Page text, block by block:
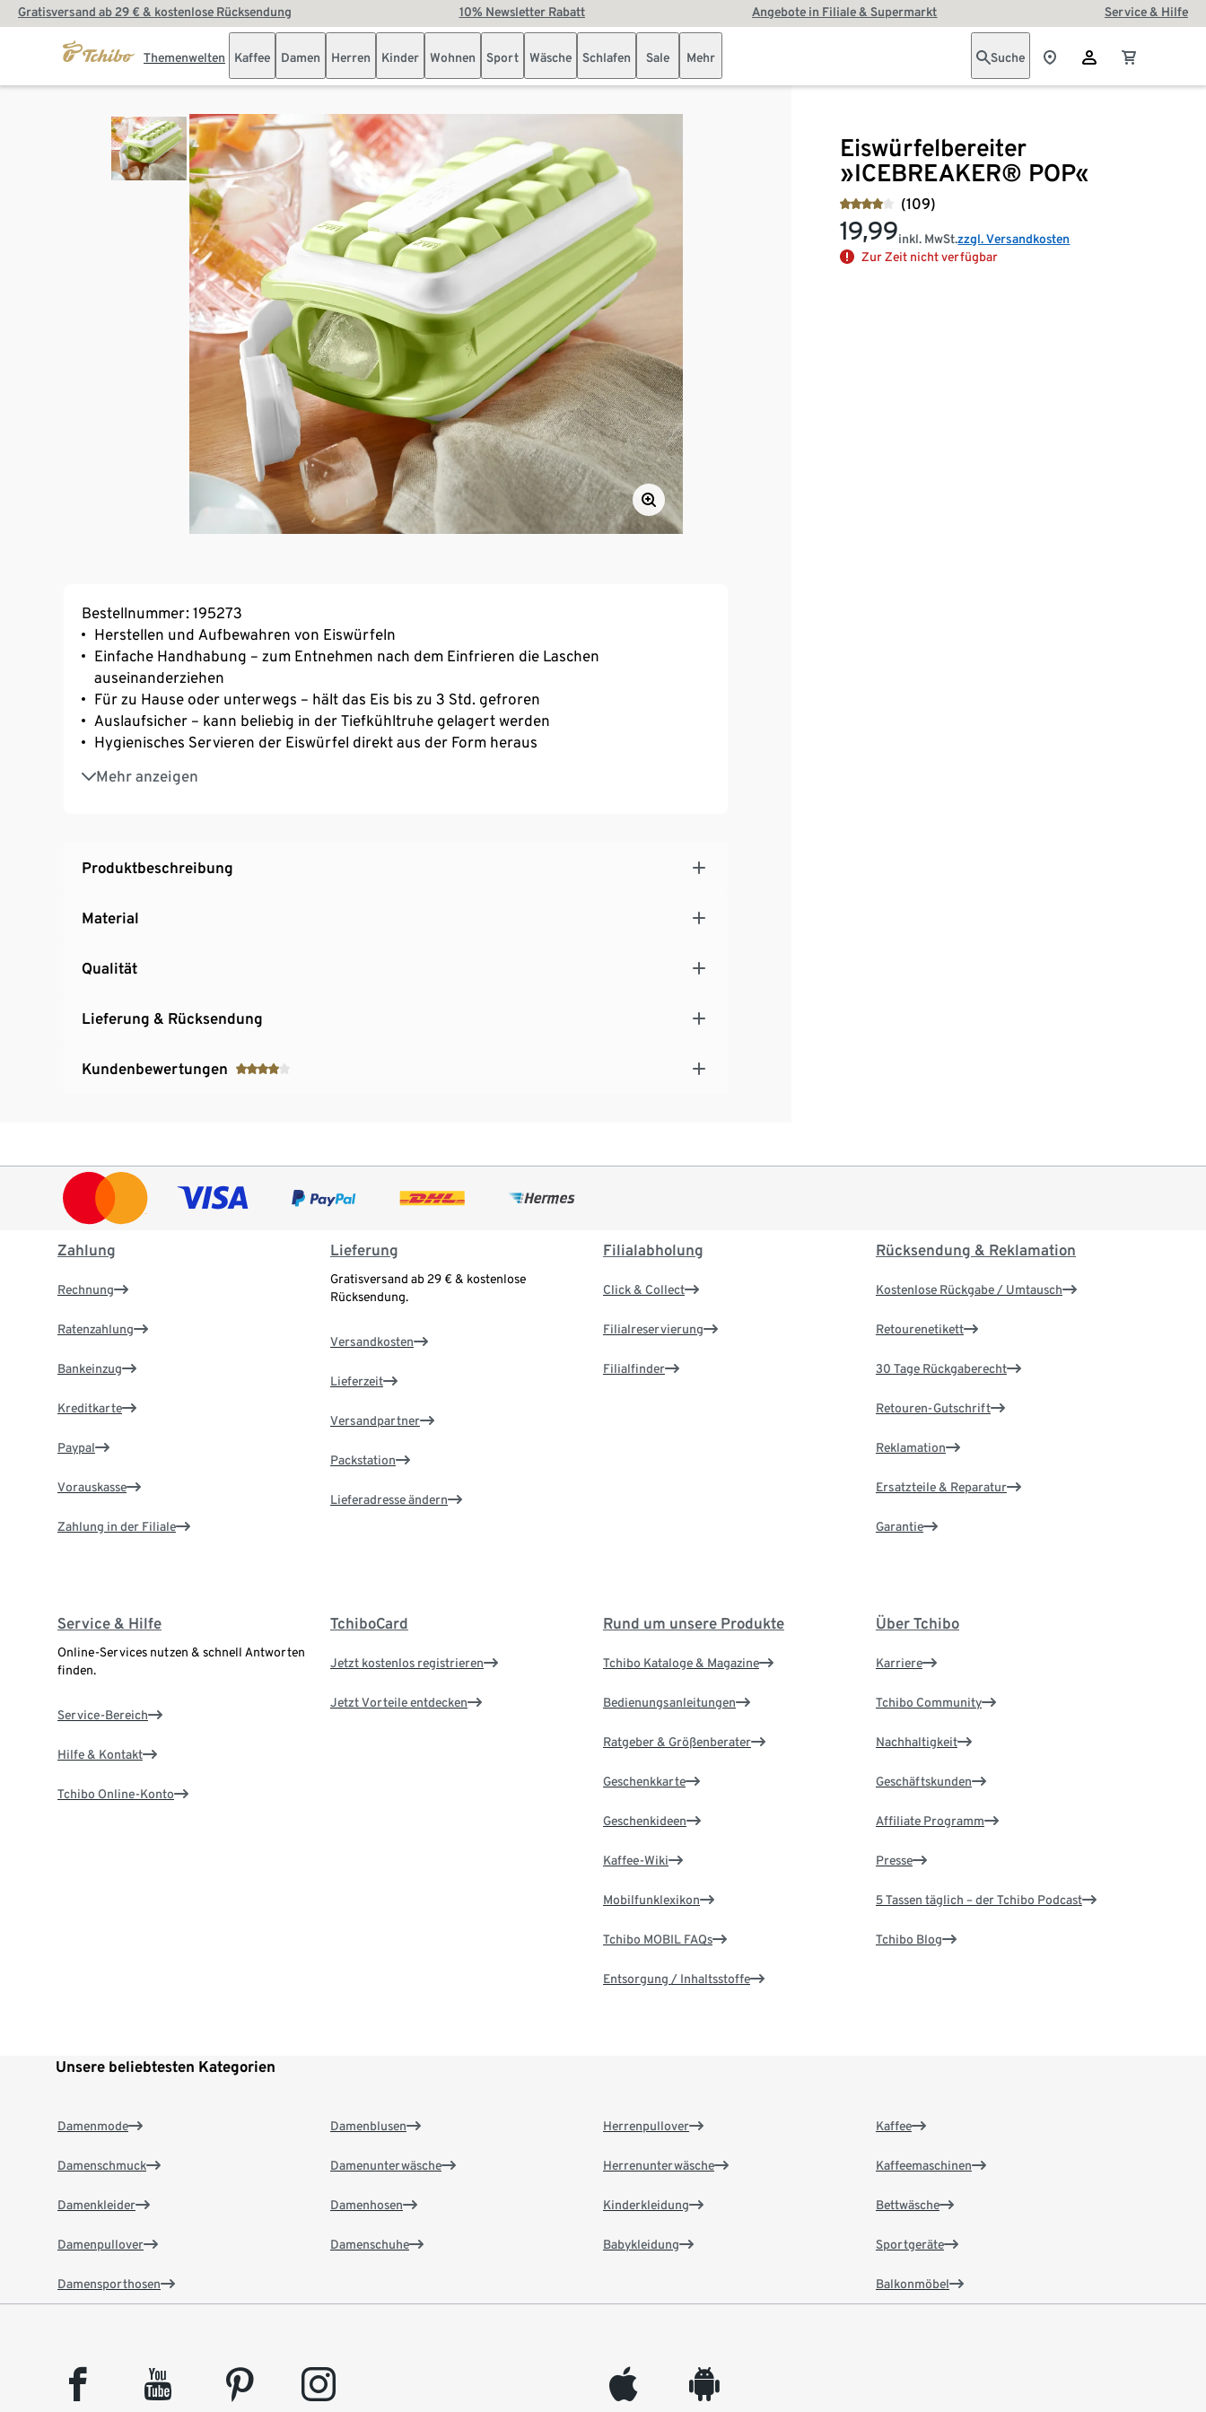
Gratisversand ab 29 € & kostenlose Rücksendung 10% Newsletter Rabatt Angebote in Filiale & Supermarkt Service & Hilfe
Themenwelten Kaffee Damen Herren Kinder Wohnen Sport Wäsche Schlafen Sale Mehr Suche
Eiswürfelbereiter
»ICEBREAKER® POP«
(109)
19,99inkl. MwSt.zzgl. Versandkosten
Zur Zeit nicht verfügbar
Bestellnummer: 195273
Herstellen und Aufbewahren von Eiswürfeln
Einfache Handhabung – zum Entnehmen nach dem Einfrieren die Laschen
auseinanderziehen
Für zu Hause oder unterwegs – hält das Eis bis zu 3 Std. gefroren
Auslaufsicher – kann beliebig in der Tiefkühltruhe gelagert werden
Hygienisches Servieren der Eiswürfel direkt aus der Form heraus
Mehr anzeigen
Für 18 Eiswürfel
Produktbeschreibung
Material
Qualität
Lieferung & Rücksendung
Kundenbewertungen
Zahlung
Rechnung
Ratenzahlung
Bankeinzug
Kreditkarte
Paypal
Vorauskasse
Zahlung in der Filiale
Lieferung
Gratisversand ab 29 € & kostenlose
Rücksendung.
Versandkosten
Lieferzeit
Versandpartner
Packstation
Lieferadresse ändern
Filialabholung
Click & Collect
Filialreservierung
Filialfinder
Rücksendung & Reklamation
Kostenlose Rückgabe / Umtausch
Retourenetikett
30 Tage Rückgaberecht
Retouren-Gutschrift
Reklamation
Ersatzteile & Reparatur
Garantie
Service & Hilfe
Online-Services nutzen & schnell Antworten
finden.
Service-Bereich
Hilfe & Kontakt
Tchibo Online-Konto
TchiboCard
Jetzt kostenlos registrieren
Jetzt Vorteile entdecken
Rund um unsere Produkte
Tchibo Kataloge & Magazine
Bedienungsanleitungen
Ratgeber & Größenberater
Geschenkkarte
Geschenkideen
Kaffee-Wiki
Mobilfunklexikon
Tchibo MOBIL FAQs
Entsorgung / Inhaltsstoffe
Über Tchibo
Karriere
Tchibo Community
Nachhaltigkeit
Geschäftskunden
Affiliate Programm
Presse
5 Tassen täglich – der Tchibo Podcast
Tchibo Blog
Unsere beliebtesten Kategorien
Damenmode
Damenschmuck
Damenkleider
Damenpullover
Damensporthosen
Damenblusen
Damenunterwäsche
Damenhosen
Damenschuhe
Herrenpullover
Herrenunterwäsche
Kinderkleidung
Babykleidung
Kaffee
Kaffeemaschinen
Bettwäsche
Sportgeräte
Balkonmöbel
facebook youtube pinterest instagram appleinc android